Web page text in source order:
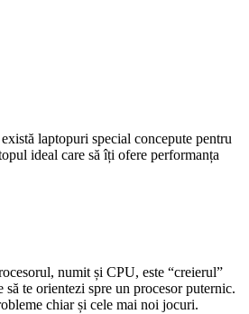
laptopuri special concepute pentru
ideal care să îți ofere performanța
numit și CPU, este “creierul”
te orientezi spre un procesor puternic.
chiar și cele mai noi jocuri.